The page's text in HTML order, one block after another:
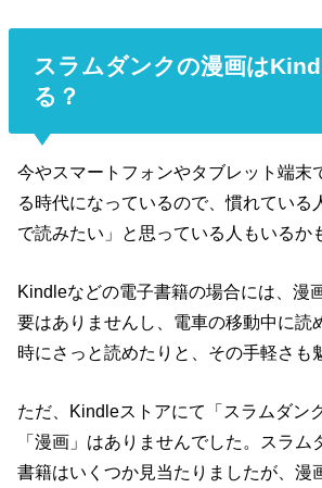
スラムダンクの漫画は
る？
今やスマートフォンやタブレット端末
る時代になっているので、慣れている
で読みたい」と思っている人もいるか
Kindleなどの電子書籍の場合には、漫
要はありませんし、電車の移動中に読
時にさっと読めたりと、その手軽さも
ただ、Kindleストアにて「スラムダン
「漫画」はありませんでした。スラム
書籍はいくつか見当たりましたが、漫